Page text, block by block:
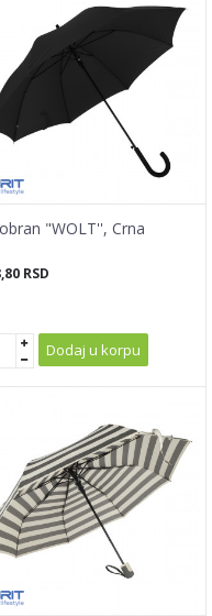
"WOLT'', Crna
RSD
Dodaj u korpu